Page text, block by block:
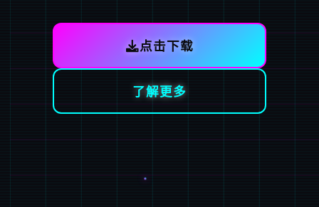
点击下载
了解更多